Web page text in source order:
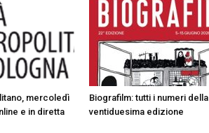
mercoledì
e in diretta
Biografilm: tutti i numeri della
ventiduesima edizione